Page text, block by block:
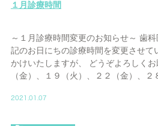
１月診療時間
～１月診療時間変更のお知らせ～ 歯
記のお日にちの診療時間を変更させて
かけいたしますが、 どうぞよろしく
（金）、１９（火）、２２（金）、
2021.01.07